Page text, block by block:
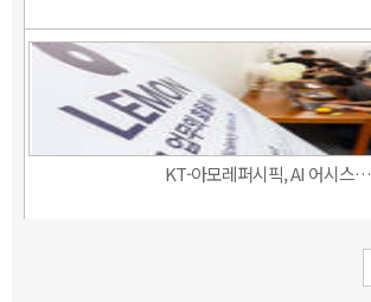
KT-아모레퍼시픽, AI 어시스…